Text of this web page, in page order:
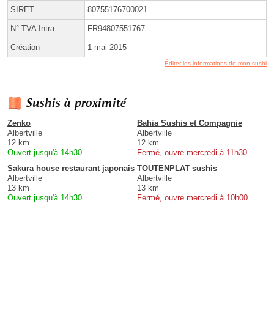
SIRET 80755176700021
N° TVA Intra. FR94807551767
Création 1 mai 2015
Éditer les informations de mon sushi
Sushis à proximité
Zenko
Albertville
12 km
Ouvert jusqu'à 14h30
Bahia Sushis et Compagnie
Albertville
12 km
Fermé, ouvre mercredi à 11h30
Sakura house restaurant japonais
Albertville
13 km
Ouvert jusqu'à 14h30
TOUTENPLAT sushis
Albertville
13 km
Fermé, ouvre mercredi à 10h00